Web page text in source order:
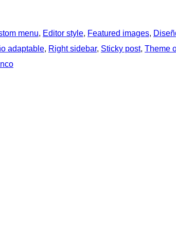
menu, Editor style, Featured images,
adaptable, Right sidebar, Sticky post, Theme